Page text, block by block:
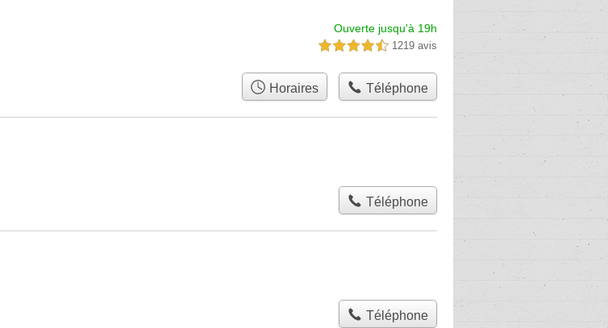
Ouverte jusqu'à 19h
4,5 étoiles sur 5 1219 avis
Horaires Téléphone
Téléphone
Téléphone